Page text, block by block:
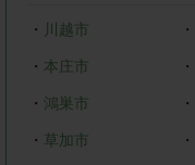
・ 川越市 ・
・ 本庄市 ・
・ 鴻巣市 ・
・ 草加市 ・